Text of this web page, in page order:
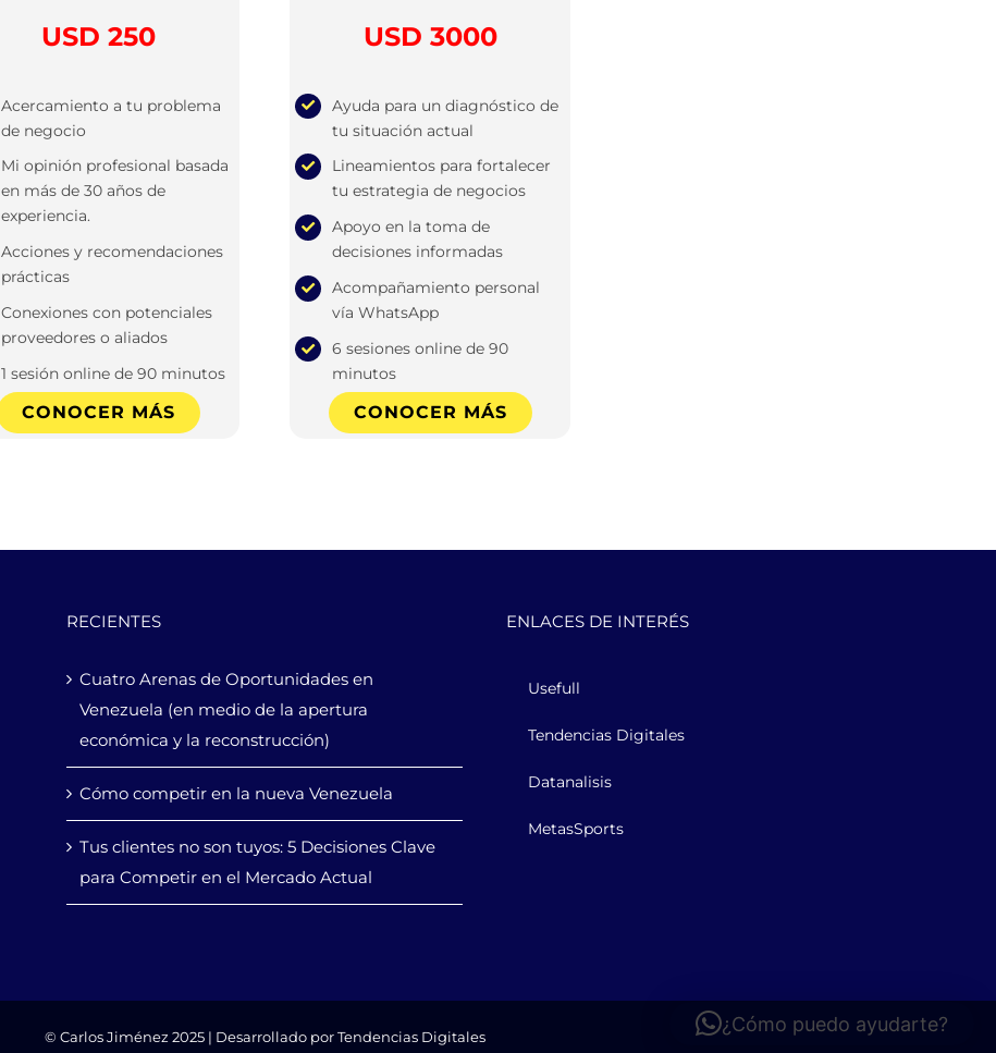
USD 250
Acercamiento a tu problema
de negocio
Mi opinión profesional basada
en más de 30 años de
experiencia.
Acciones y recomendaciones
prácticas
Conexiones con potenciales
proveedores o aliados
1 sesión online de 90 minutos
CONOCER MÁS
USD 3000
Ayuda para un diagnóstico de
tu situación actual
Lineamientos para fortalecer
tu estrategia de negocios
Apoyo en la toma de
decisiones informadas
Acompañamiento personal
vía WhatsApp
6 sesiones online de 90
minutos
CONOCER MÁS
RECIENTES
Cuatro Arenas de Oportunidades en
Venezuela (en medio de la apertura
económica y la reconstrucción)
Cómo competir en la nueva Venezuela
Tus clientes no son tuyos: 5 Decisiones Clave
para Competir en el Mercado Actual
ENLACES DE INTERÉS
Usefull
Tendencias Digitales
Datanalisis
MetasSports
© Carlos Jiménez 2025 | Desarrollado porTendencias Digitales
¿Cómo puedo ayudarte?